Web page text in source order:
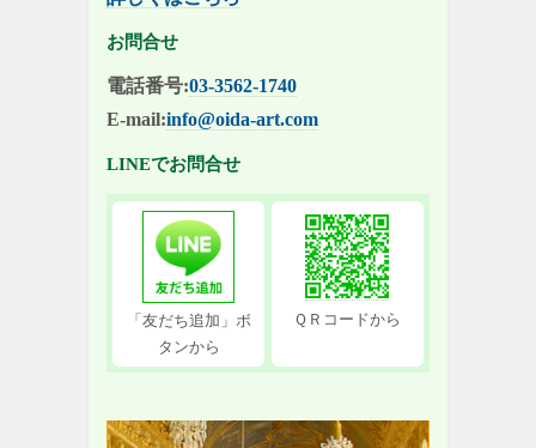
お問合せ
電話番号:03-3562-1740
E-mail:info@oida-art.com
LINEでお問合せ
「友だち追加」ボ
タンから
ＱＲコードから